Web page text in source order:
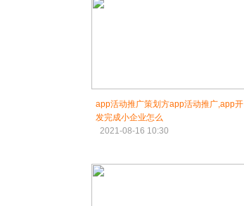
app活动推广策划方app活动推广,app开
发完成小企业怎么
2021-08-16 10:30